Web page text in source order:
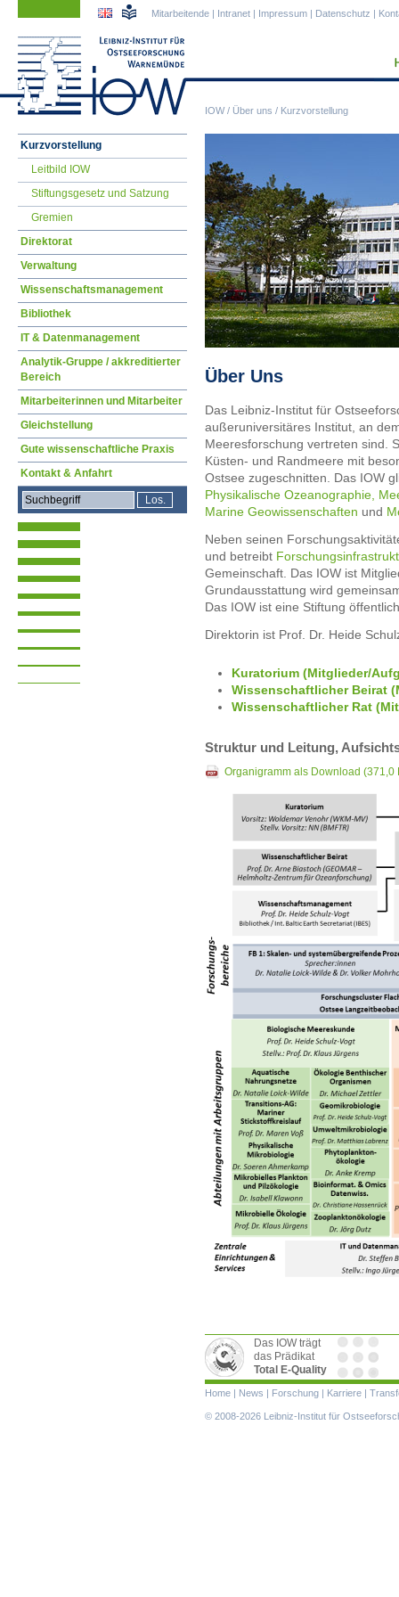
IOW/ Über uns / Kurzvorstellung
Mitarbeitende | Intranet | Impressum | Datenschutz |
Über Uns
Das Leibniz-Institut für
außeruniversitäres Institut, an
Meeresforschung vertreten sind.
Küsten- und Randmeere mit
Ostsee zugeschnitten. Das IOW
Physikalische Ozeanographie,
Marine Geowissenschaften und
Neben seinen
und betreibt
Gemeinschaft. Das IOW ist
Grundausstattung wird
Das IOW ist eine Stiftung
Direktorin ist Prof. Dr. Heide
Kuratorium (Mitglieder/
Wissenschaftlicher Beirat
Wissenschaftlicher Rat
Struktur und Leitung,
Organigramm als Download (371,0
Navigation
Kurzvorstellung
Leitbild IOW
Stiftungsgesetz und Satzung
Gremien
Direktorat
Verwaltung
Wissenschaftsmanagement
Bibliothek
IT & Datenmanagement
Analytik-Gruppe / akkreditierter
Bereich
Mitarbeiterinnen und Mitarbeiter
Gleichstellung
Gute wissenschaftliche Praxis
Kontakt & Anfahrt
Das IOW trägt
das Prädikat
Total E-Quality
Navigation
Home News Forschung Karriere
© 2008-2026 Leibniz-Institut für